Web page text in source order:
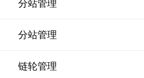
分站管理
分站管理
链轮管理